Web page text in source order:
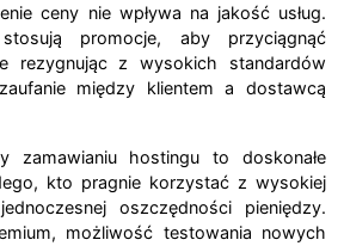
ceny nie wpływa na jakość usług.
promocje, aby przyciągnąć
rezygnując z wysokich standardów
między klientem a dostawcą
zamawianiu hostingu to doskonałe
kto pragnie korzystać z wysokiej
oszczędności pieniędzy.
możliwość testowania nowych